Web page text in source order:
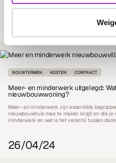
samenkomen.
BOUWTERMEN KOSTEN CONTRACT
Meer- en minderwerk uitgelegd:
nieuwbouwwoning?
Meer- en minderwerk zijn essentiële
nieuwbouwhuis mee te maken krijgt en die je
minderwerk en wat is het verschil tussen
26/04/24